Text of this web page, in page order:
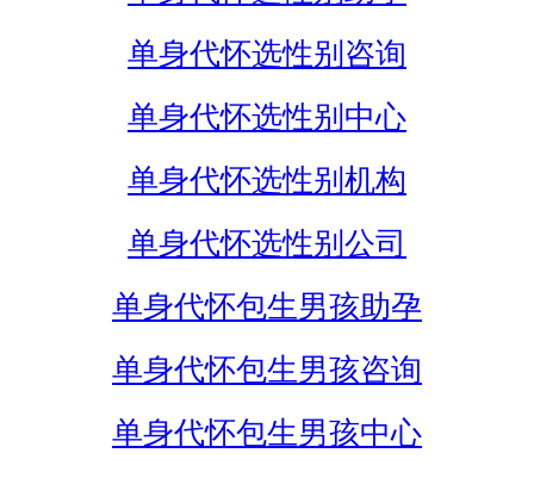
单身代怀选性别咨询
单身代怀选性别中心
单身代怀选性别机构
单身代怀选性别公司
单身代怀包生男孩助孕
单身代怀包生男孩咨询
单身代怀包生男孩中心